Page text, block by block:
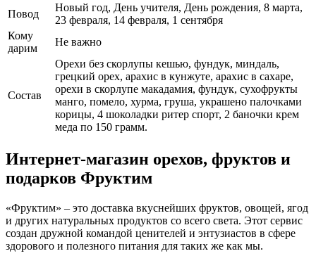
Повод
Новый год, День учителя, День рождения, 8 марта,
23 февраля, 14 февраля, 1 сентября
Кому
дарим
Не важно
Cостав
Орехи без скорлупы кешью, фундук, миндаль,
грецкий орех, арахис в кунжуте, арахис в сахаре,
орехи в скорлупе макадамия, фундук, сухофрукты
манго, помело, хурма, груша, украшено палочками
корицы, 4 шоколадки ритер спорт, 2 баночки крем
меда по 150 грамм.
Интернет-магазин орехов, фруктов и
подарков Фруктим
«Фруктим» – это доставка вкуснейших фруктов, овощей, ягод
и других натуральных продуктов со всего света. Этот сервис
создан дружной командой ценителей и энтузиастов в сфере
здорового и полезного питания для таких же как мы.